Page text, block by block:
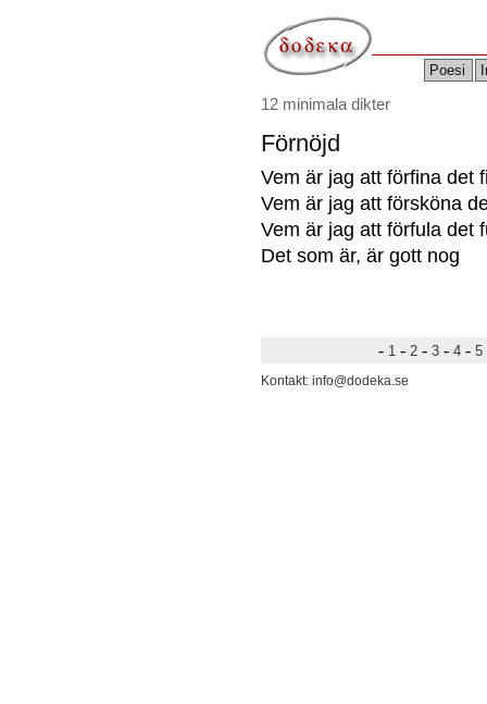
Poesi
12 minimala dikter
Förnöjd
Vem är jag att förfina det
Vem är jag att försköna
Vem är jag att förfula det
Det som är, är gott nog
-1 -2 -3 -4 -5
Kontakt: info@dodeka.se